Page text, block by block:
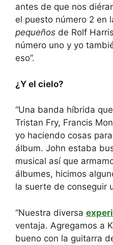
antes de que nos
el puesto número 2 en
pequeños de Rolf
número uno y yo
eso”.
¿Y el cielo?
“Una banda híbrida
Tristan Fry, Francis
yo haciendo cosas
álbum. John estaba
musical así que
álbumes, hicimos
la suerte de conseguir
“Nuestra diversa
ventaja. Agregamos a
bueno con la guitarra